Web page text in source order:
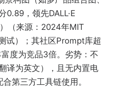
0.89，领先DALL·E
（来源：2024年MIT
试）；其社区Prompt库超
度为竞品3倍。劣势：不
译为英文），且无内置电
第三方工具链使用。